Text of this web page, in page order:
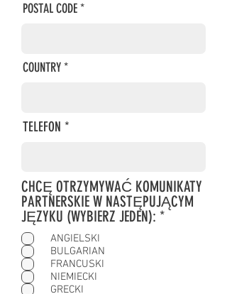
POSTAL CODE
COUNTRY
TELEFON
CHCĘ OTRZYMYWAĆ KOMUNIKATY
PARTNERSKIE W NASTĘPUJĄCYM
JĘZYKU (WYBIERZ JEDEN): *W
ANGIELSKI
BULGARIAN
FRANCUSKI
NIEMIECKI
GRECKI